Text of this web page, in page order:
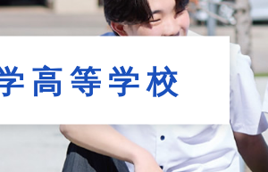
Tama Café （食堂）
動画アーカイブス
保育進学コース
修学旅行
資料請求
高等学校